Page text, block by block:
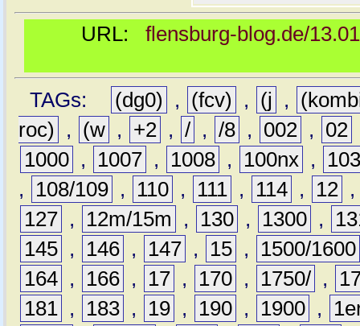
URL: flensburg-blog.de/
TAGs: (dg0) , (fcv) , (j ,
roc)
, (w , +2 , / , /8 , 002 , 02
1000 , 1007 , 1008 , 100nx ,
,
108/109 , 110 , 111 , 114 , 12
127 , 12m/15m , 130 , 1300 ,
145 , 146 , 147 , 15 ,
1500/1600
164 , 166 , 17 , 170 , 1750/ ,
181 , 183 , 19 , 190 , 1900 ,